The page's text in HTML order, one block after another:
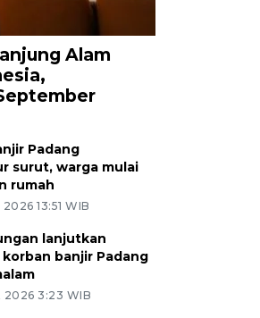
Alam
Padang
surut, warga mulai
rumah
13:51 WIB
lanjutkan
korban banjir Padang
3:23 WIB